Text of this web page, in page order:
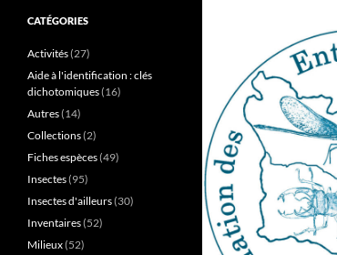
CATÉGORIES
Activités(27)
Aide à l'identification : clés
dichotomiques(16)
Autres(14)
Collections(2)
Fiches espèces(49)
Insectes(95)
Insectes d'ailleurs(30)
Inventaires(52)
Milieux(52)